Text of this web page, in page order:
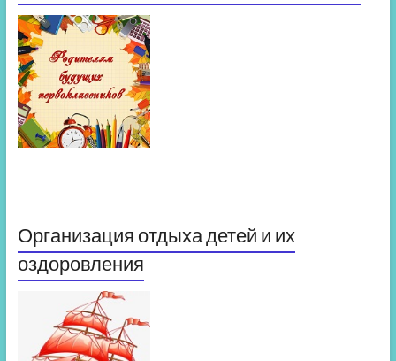
Организация отдыха детей и их
оздоровления